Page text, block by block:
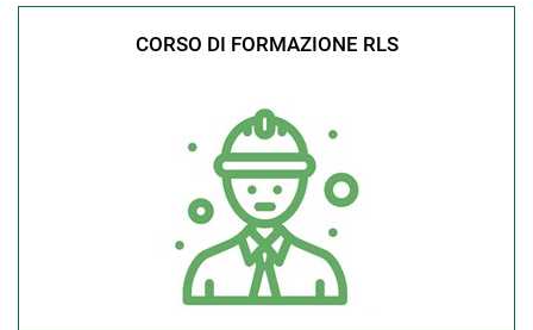
CORSO DI FORMAZIONE RLS